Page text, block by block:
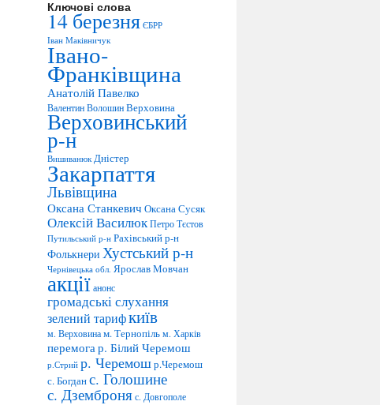
Ключові слова
14 березня ЄБРР
Іван Маківничук
Івано-
Франківщина
Анатолій Павелко
Валентин ВолошинВерховина
Верховинський
р-н
Вишиванюк Дністер
Закарпаття
Львівщина
Оксана Станкевич Оксана Сусяк
Олексій ВасилюкПетро Тєстов
Путильський р-н Рахівський р-н
Фолькнери Хустський р-н
Чернівецька обл. Ярослав Мовчан
акціїанонс
громадські слухання
зелений тарифкиїв
м. Верховинам. Тернопільм. Харків
перемогар. Білий Черемош
р.Стрий р. Черемошр.Черемош
с. Богданс. Голошине
с. Дземброняс. Довгополе